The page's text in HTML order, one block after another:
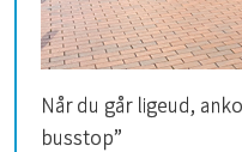
Når du går ligeud,
busstop”